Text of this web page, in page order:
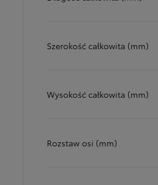
Szerokość całkowita (mm)
Wysokość całkowita (mm)
Rozstaw osi (mm)